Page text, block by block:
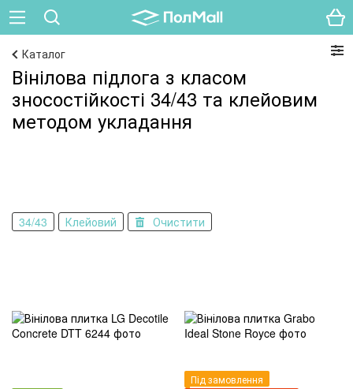
Каталог
Вінілова підлога з класом
зносостійкості 34/43 та клейовим
методом укладання
34/43 Клейовий Очистити
Під замовлення